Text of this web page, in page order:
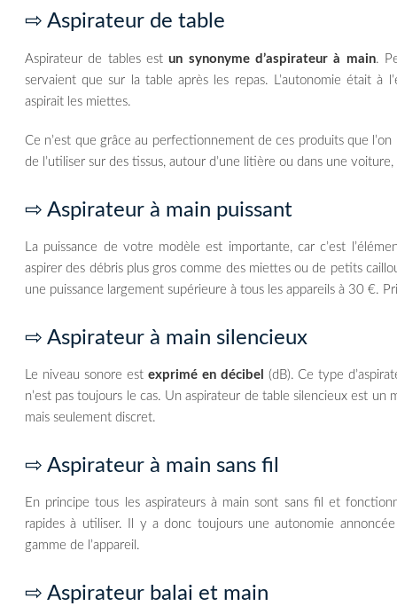
⇨ Aspirateur de table
Aspirateur de tables estun synonyme d’aspirateur à main.
servaient que sur la table après les repas. L’autonomie était à
aspirait les miettes.
Ce n’est que grâce au perfectionnement de ces produits que
de l’utiliser sur des tissus, autour d’une litière ou dans une voiture,
⇨ Aspirateur à main puissant
La puissance de votre modèle est importante, car c’est
aspirer des débris plus gros comme des miettes ou de petits
une puissance largement supérieure à tous les appareils à 30 €.
⇨ Aspirateur à main silencieux
Le niveau sonore est exprimé en décibel (dB). Ce type
n’est pas toujours le cas. Un aspirateur de table silencieux est
mais seulement discret.
⇨ Aspirateur à main sans fil
En principe tous les aspirateurs à main sont sans fil et
rapides à utiliser. Il y a donc toujours une autonomie
gamme de l’appareil.
⇨ Aspirateur balai et main